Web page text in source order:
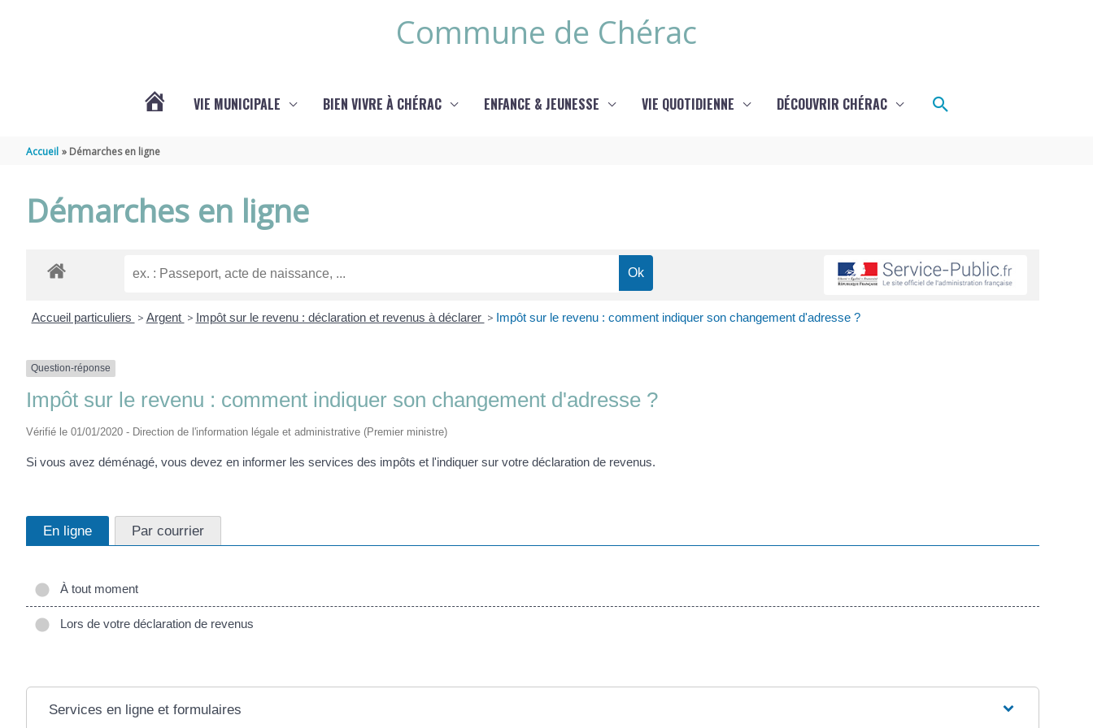
Commune de Chérac
VIE MUNICIPALE BIEN VIVRE À CHÉRAC ENFANCE & JEUNESSE VIE QUOTIDIENNE DÉCOUVRIR CHÉRAC Rechercher
Accueil Démarches en ligne
Démarches en ligne
Accueil particuliers > Argent > Impôt sur le revenu : déclaration et revenus à déclarer > Impôt sur le revenu : comment indiquer son changement d'adresse ?
Question-réponse
Impôt sur le revenu : comment indiquer son changement d'adresse ?
Vérifié le 01/01/2020 - Direction de l'information légale et administrative (Premier ministre)
Si vous avez déménagé, vous devez en informer les services des impôts et l'indiquer sur votre déclaration de revenus.
En ligne Par courrier
À tout moment
Lors de votre déclaration de revenus
Services en ligne et formulaires